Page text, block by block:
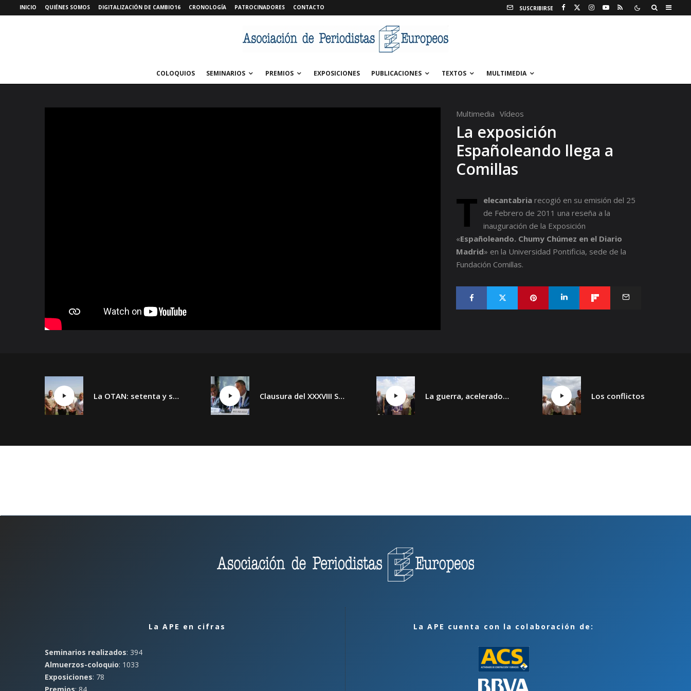
INICIO QUIÉNES SOMOS DIGITALIZACIÓN DE CAMBIO16 CRONOLOGÍA PATROCINADORES CONTACTO SUSCRIBIRSE
COLOQUIOS SEMINARIOS PREMIOS EXPOSICIONES PUBLICACIONES TEXTOS MULTIMEDIA
Multimedia Vídeos
La exposición
Españoleando llega a
Comillas
T elecantabria recogió en su emisión del 25
de Febrero de 2011 una reseña a la
inauguración de la Exposición
«Españoleando. Chumy Chúmez en el Diario
Madrid» en la Universidad Pontificia, sede de la
Fundación Comillas.
La OTAN: setenta y siete años y un día Clausura del XXXVIII Seminario Internacional de Seguridad y Defensa La guerra, aceleradora de nuevas tecnologías. IA, drones y espacio.
La APE en cifras
Seminarios realizados: 394
Almuerzos-coloquio: 1033
Exposiciones: 78
La APE cuenta con la colaboración de: